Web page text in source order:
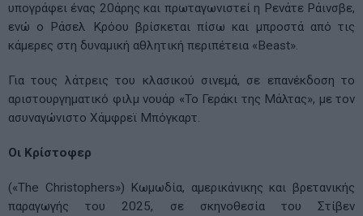
υπογράφει ένας 20άρης και πρωταγωνιστεί η Ρενάτε Ράινσβε,
ενώ ο Ράσελ Κρόου βρίσκεται πίσω και μπροστά από τις
κάμερες στη δυναμική αθλητική περιπέτεια «Beast».
Για τους λάτρεις του κλασικού σινεμά, σε επανέκδοση το
αριστουργηματικό φιλμ νουάρ «Το Γεράκι της Μάλτας», με τον
ασυναγώνιστο Χάμφρεϊ Μπόγκαρτ.
Οι Κρίστοφερ
(«The Christophers») Κωμωδία, αμερικάνικης και βρετανικής
παραγωγής του 2025, σε σκηνοθεσία του Στίβεν